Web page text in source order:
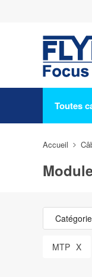
Toutes
Accueil
MTP X